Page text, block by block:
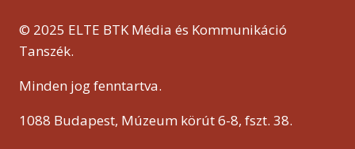
SZILVIVEL,
CLAIRE
GREEN!
© 2025 ELTE BTK Média és Kommunikáció
Tanszék.
Minden jog fenntartva.
1088 Budapest, Múzeum körút 6-8, fszt. 38.